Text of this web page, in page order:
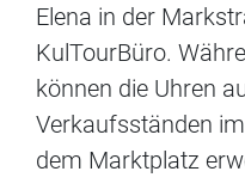
Elena in der
KulTourBüro.
können die Uhren
Verkaufsständen
dem Marktplatz